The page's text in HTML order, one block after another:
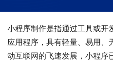
小程序制作是指通过工具或开
应用程序，具有轻量、易用、
动互联网的飞速发展，小程序